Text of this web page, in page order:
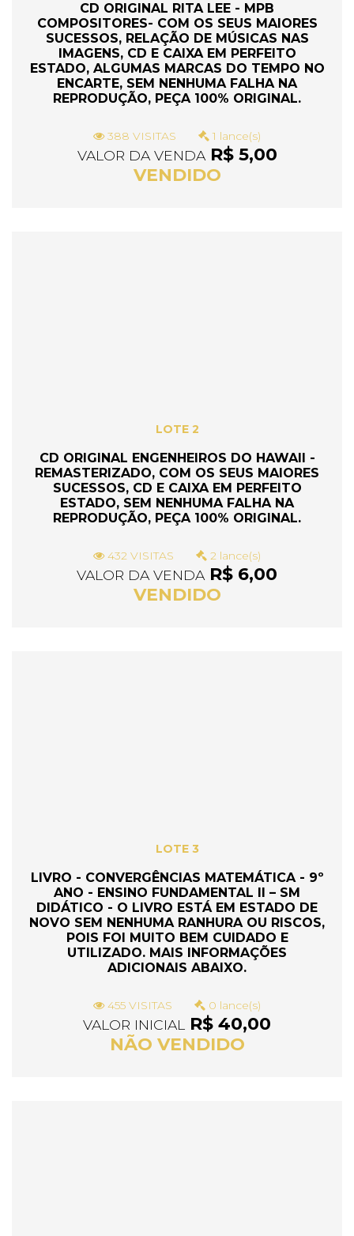
CD ORIGINAL RITA LEE - MPB
COMPOSITORES- COM OS SEUS MAIORES
SUCESSOS, RELAÇÃO DE MÚSICAS NAS
IMAGENS, CD E CAIXA EM PERFEITO
ESTADO, ALGUMAS MARCAS DO TEMPO NO
ENCARTE, SEM NENHUMA FALHA NA
REPRODUÇÃO, PEÇA 100% ORIGINAL.
388 VISITAS 1 lance(s)
VALOR DA VENDAR$ 5,00
VENDIDO
LOTE 2
CD ORIGINAL ENGENHEIROS DO HAWAII -
REMASTERIZADO, COM OS SEUS MAIORES
SUCESSOS, CD E CAIXA EM PERFEITO
ESTADO, SEM NENHUMA FALHA NA
REPRODUÇÃO, PEÇA 100% ORIGINAL.
432 VISITAS 2 lance(s)
VALOR DA VENDAR$ 6,00
VENDIDO
LOTE 3
LIVRO - CONVERGÊNCIAS MATEMÁTICA - 9º
ANO - ENSINO FUNDAMENTAL II – SM
DIDÁTICO - O LIVRO ESTÁ EM ESTADO DE
NOVO SEM NENHUMA RANHURA OU RISCOS,
POIS FOI MUITO BEM CUIDADO E
UTILIZADO. MAIS INFORMAÇÕES
ADICIONAIS ABAIXO.
455 VISITAS 0 lance(s)
VALOR INICIAL
R$ 40,00
NÃO VENDIDO